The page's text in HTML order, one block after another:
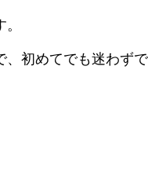
初めてでも迷わず